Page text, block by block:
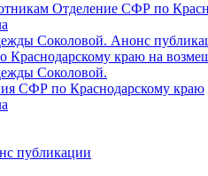
Отделение СФР по
Соколовой. Анонс
краю на
Соколовой.
СФР по Краснодарскому краю
публикации